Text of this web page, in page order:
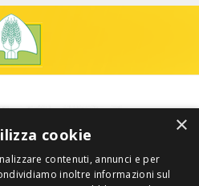
×
cookie
contenuti, annunci e per
inoltre informazioni sul